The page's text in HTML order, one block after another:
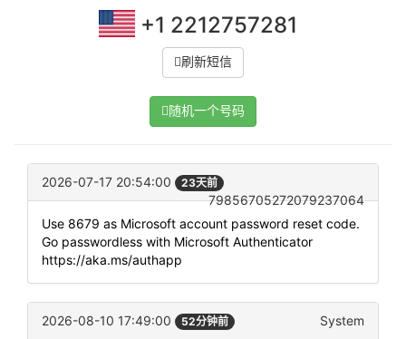
+1 2212757281
刷新短信
随机一个号码
2026-07-17 20:54:00 23天前
79856705272079237064
Use 8679 as Microsoft account password reset code.
Go passwordless with Microsoft Authenticator
https://aka.ms/authapp
2026-08-10 17:49:00 52分钟前 System